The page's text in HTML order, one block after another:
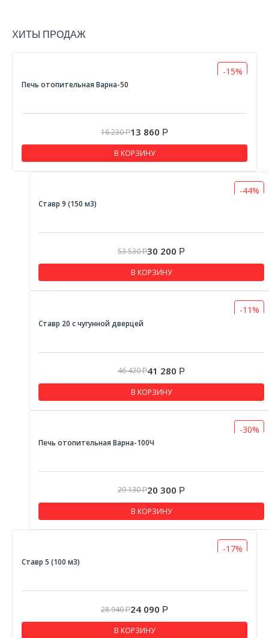
ХИТЫ ПРОДАЖ
-15%
Печь отопительная Варна-50
16 230Р13 860 Р
В КОРЗИНУ
-44%
Ставр 9 (150 м3)
53 530Р30 200 Р
В КОРЗИНУ
-11%
Ставр 20 с чугунной дверцей
46 420Р41 280 Р
В КОРЗИНУ
-30%
Печь отопительная Варна-100Ч
29 130Р20 300 Р
В КОРЗИНУ
-17%
Ставр 5 (100 м3)
28 940Р24 090 Р
В КОРЗИНУ